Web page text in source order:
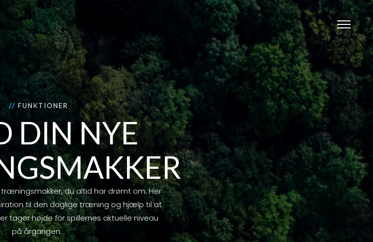
// FUNKTIONER
DIN NYE
du altid har drømt om. Her
til den daglige træning og hjælp til at
tager højde for spillernes aktuelle niveau
på årgangen.